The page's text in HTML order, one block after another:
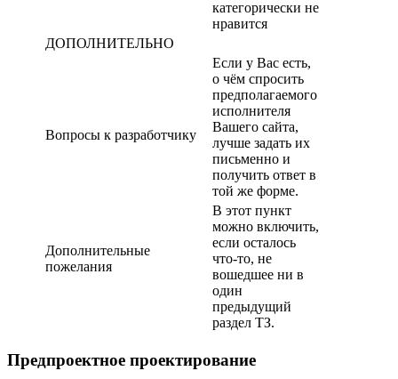
категорически не
нравится
ДОПОЛНИТЕЛЬНО
Вопросы к разработчику
Если у Вас есть,
о чём спросить
предполагаемого
исполнителя
Вашего сайта,
лучше задать их
письменно и
получить ответ в
той же форме.
Дополнительные
пожелания
В этот пункт
можно включить,
если осталось
что-то, не
вошедшее ни в
один
предыдущий
раздел ТЗ.
Предпроектное проектирование